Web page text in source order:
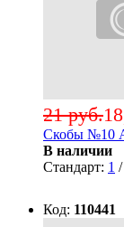
21 руб.
Скобы №10
В наличии
Стандарт: 1 /
Код: 110441